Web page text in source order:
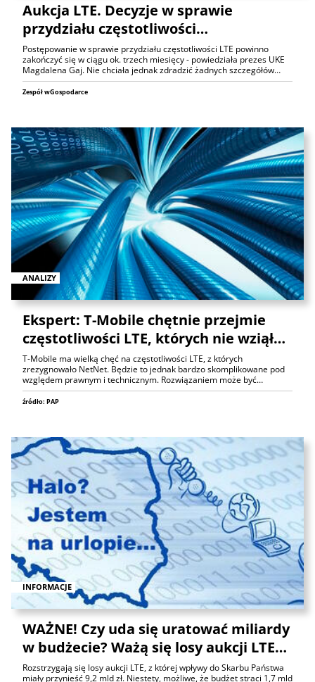
Aukcja LTE. Decyzje w sprawie
przydziału częstotliwości…
Postępowanie w sprawie przydziału częstotliwości LTE powinno
zakończyć się w ciągu ok. trzech miesięcy - powiedziała prezes UKE
Magdalena Gaj. Nie chciała jednak zdradzić żadnych szczegółów…
Zespół wGospodarce
ANALIZY
Ekspert: T-Mobile chętnie przejmie
częstotliwości LTE, których nie wziął…
T-Mobile ma wielką chęć na częstotliwości LTE, z których
zrezygnowało NetNet. Będzie to jednak bardzo skomplikowane pod
względem prawnym i technicznym. Rozwiązaniem może być…
źródło: PAP
INFORMACJE
WAŻNE! Czy uda się uratować miliardy
w budżecie? Ważą się losy aukcji LTE…
Rozstrzygają się losy aukcji LTE, z której wpływy do Skarbu Państwa
miały przynieść 9,2 mld zł. Niestety, możliwe, że budżet straci 1,7 mld